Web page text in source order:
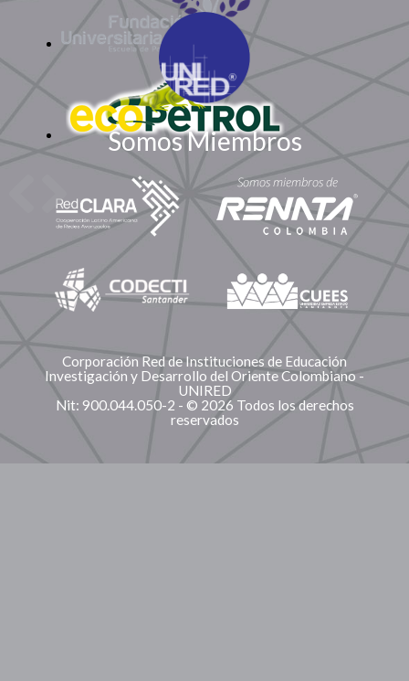
Somos Miembros
Corporación Red de Instituciones de Educación
Investigación y Desarrollo del Oriente Colombiano -
UNIRED
Nit: 900.044.050-2 - © 2026 Todos los derechos
reservados